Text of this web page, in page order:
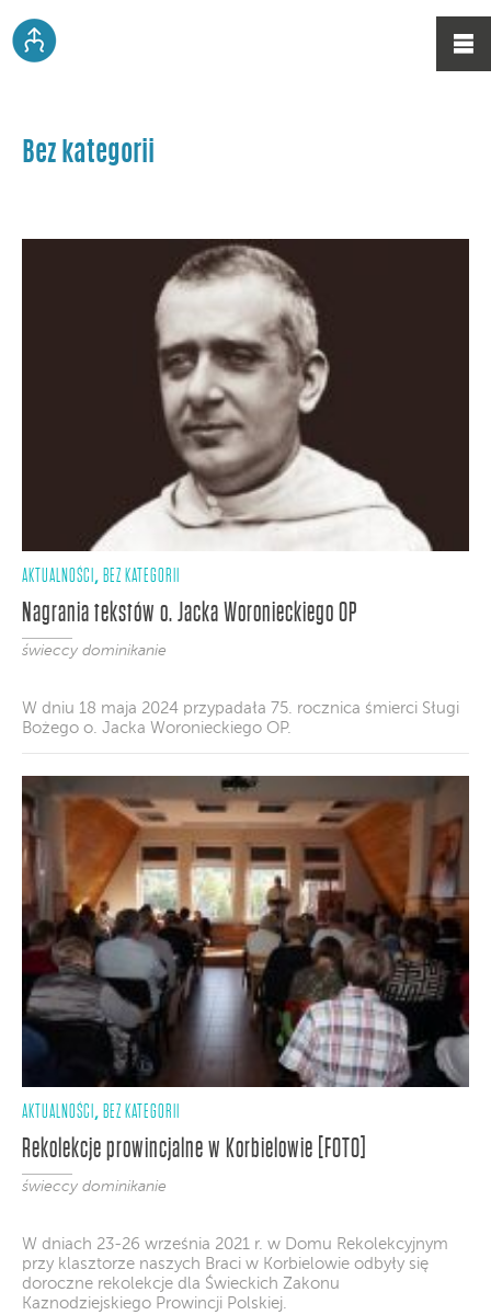
Bez kategorii
AKTUALNOŚCI , BEZ KATEGORII
Nagrania tekstów o. Jacka Woronieckiego OP
świeccy dominikanie
W dniu 18 maja 2024 przypadała 75. rocznica śmierci Sługi
Bożego o. Jacka Woronieckiego OP.
AKTUALNOŚCI , BEZ KATEGORII
Rekolekcje prowincjalne w Korbielowie [FOTO]
świeccy dominikanie
W dniach 23-26 września 2021 r. w Domu Rekolekcyjnym
przy klasztorze naszych Braci w Korbielowie odbyły się
doroczne rekolekcje dla Świeckich Zakonu
Kaznodziejskiego Prowincji Polskiej.